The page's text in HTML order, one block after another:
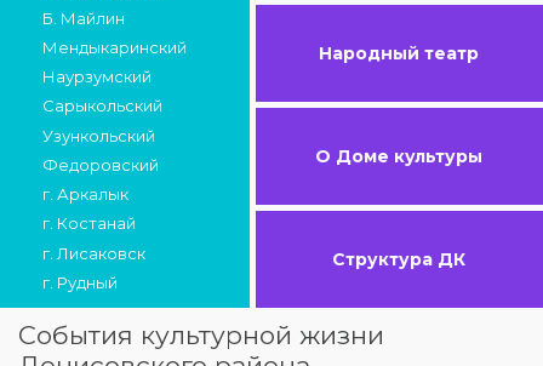
Б. Майлин
Мендыкаринский
Наурзумский
Сарыкольский
Узункольский
Федоровский
г. Аркалык
г. Костанай
г. Лисаковск
г. Рудный
Народный театр
О Доме культуры
Структура ДК
События культурной жизни